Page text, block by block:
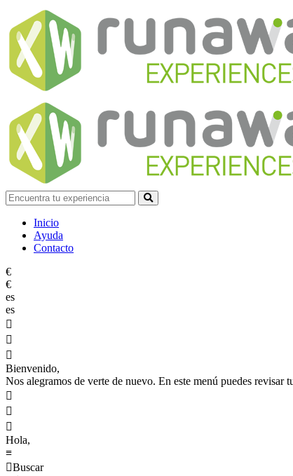
Inicio
Ayuda
Contacto
€
€
es
es



Bienvenido,
Nos alegramos de verte de nuevo. En este menú puedes



Hola,
≡
Buscar